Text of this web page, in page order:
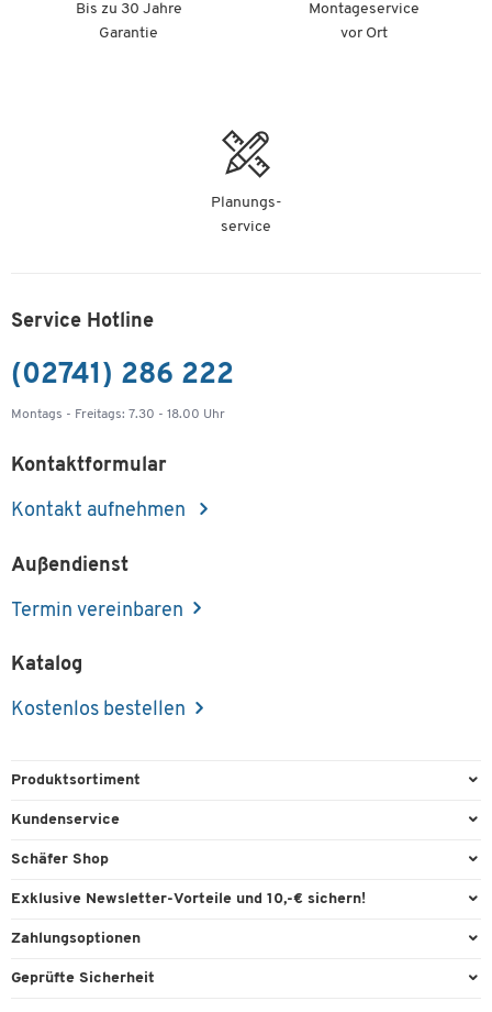
Bis zu 30 Jahre
Garantie
Montageservice
vor Ort
Planungs-
service
Service Hotline
(02741) 286 222
Montags - Freitags: 7.30 - 18.00 Uhr
Kontaktformular
Kontakt aufnehmen
Außendienst
Termin vereinbaren
Katalog
Kostenlos bestellen
Produktsortiment
Büroausstattung
Reinigung & Hygiene
Technik
Kundenservice
Direktbestellung
Kontaktformulare
Lieferinformationen
Schäfer Shop
Services & Leistungen
Workplace Solutions
Exklusive Newsletter-Vorteile und 10,-€ sichern!
Willkommensgutschein
Zahlungsoptionen
Paypal
Geprüfte Sicherheit